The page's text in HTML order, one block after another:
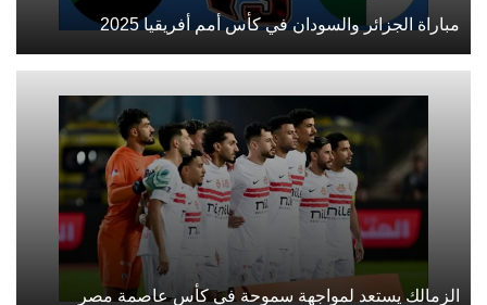
مباراة الجزائر والسودان في كأس أمم أفريقيا 2025
الزمالك يستعد لمواجهة سموحة في كأس عاصمة مصر